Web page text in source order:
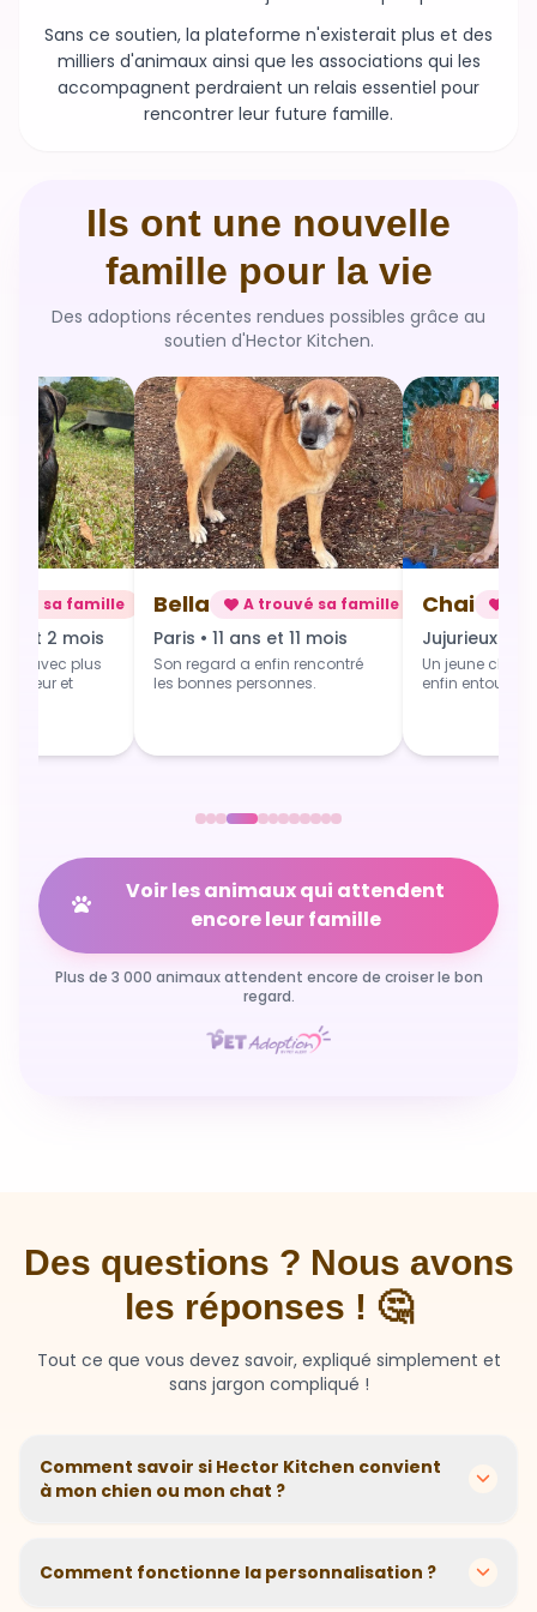
Sans ce soutien, la plateforme n'existerait plus et des
milliers d'animaux ainsi que les associations qui les
accompagnent perdraient un relais essentiel pour
rencontrer leur future famille.
Ils ont une nouvelle
famille pour la vie
Des adoptions récentes rendues possibles grâce au
soutien d'Hector Kitchen.
sa famille
et 2 mois
avec plus
et
Bella A trouvé sa famille
Paris • 11 ans et 11 mois
Son regard a enfin rencontré
les bonnes personnes.
Chai
Jujurieux • 1
Un jeune
enfin entouré
Voir les animaux qui attendent
encore leur famille
Plus de 3 000 animaux attendent encore de croiser le bon
regard.
Des questions ? Nous avons
les réponses ! 🤔
Tout ce que vous devez savoir, expliqué simplement et
sans jargon compliqué !
Comment savoir si Hector Kitchen convient
à mon chien ou mon chat ?
recettes personnalisées selon l'âge, la race, le poids et
les sensibilités de votre compagnon. Si votre animal a
Comment fonctionne la personnalisation ?